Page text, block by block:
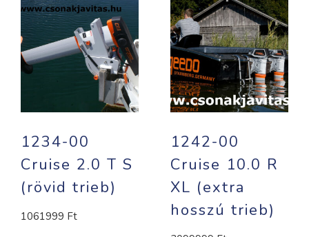
1234-00
Cruise 2.0 T S
(rövid trieb)
1061999 Ft
1242-00
Cruise 10.0 R
XL (extra
hosszú trieb)